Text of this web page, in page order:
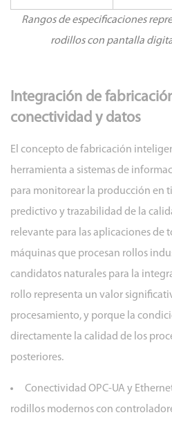
Rangos de especificaciones
rodillos con pantalla
Integración de
conectividad y datos
El concepto de fabricación
herramienta a sistemas de
para monitorear la producción en
predictivo y trazabilidad de la
relevante para las aplicaciones de
máquinas que procesan rollos
candidatos naturales para la
rollo representa un valor
procesamiento, y porque la
directamente la calidad de los
posteriores.
Conectividad OPC-UA y
rodillos modernos con